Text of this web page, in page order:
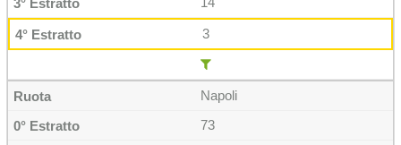
3
Napoli
73